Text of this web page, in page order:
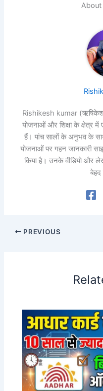
About
Rishikesh kumar
योजनाओं और शिक्षा के क्षेत्र
हैं। पांच सालों के अनुभव के
योजनाओं पर गहन जानकारी
किया है। उनके वीडियो और
बेहद
PREVIOUS